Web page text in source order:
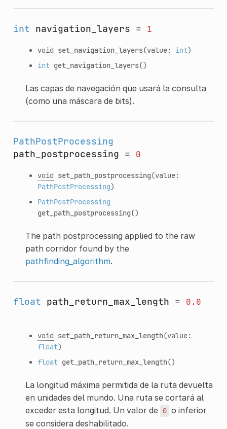
int navigation_layers = 1
void set_navigation_layers(value: int)
int get_navigation_layers()
Las capas de navegación que usará la consulta
(como una máscara de bits).
PathPostProcessing
path_postprocessing = 0
void set_path_postprocessing(value:
PathPostProcessing)
PathPostProcessing
get_path_postprocessing()
The path postprocessing applied to the raw
path corridor found by the
pathfinding_algorithm.
float path_return_max_length = 0.0
void set_path_return_max_length(value:
float)
float get_path_return_max_length()
La longitud máxima permitida de la ruta devuelta
en unidades del mundo. Una ruta se cortará al
exceder esta longitud. Un valor de 0 o inferior
se considera deshabilitado.